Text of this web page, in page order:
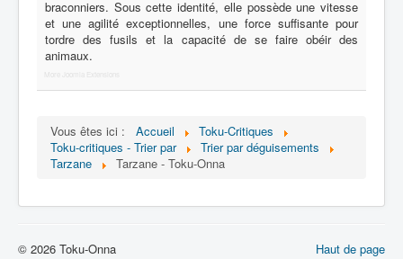
Transformation
Équipement
Lieu
Épisode
braconniers. Sous cette identité, elle possède une vitesse
et une agilité exceptionnelles, une force suffisante pour
tordre des fusils et la capacité de se faire obéir des
animaux.
More Joomla Extensions
Vous êtes ici : Accueil
Toku-Critiques
Toku-critiques - Trier par
Trier par déguisements
Tarzane
Tarzane - Toku-Onna
Haut de page
© 2026 Toku-Onna